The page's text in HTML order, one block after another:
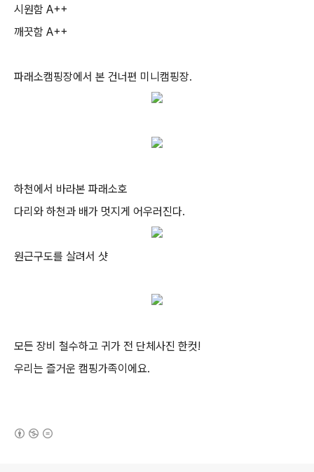
시원함 A++
깨끗함 A++
파래소캠핑장에서 본 건너편 미니캠핑장.
하천에서 바라본 파래소호
다리와 하천과 배가 멋지게 어우러진다.
원근구도를 살려서 샷
모든 장비 철수하고 귀가 전 단체사진 한컷!
우리는 즐거운 캠핑가족이에요.